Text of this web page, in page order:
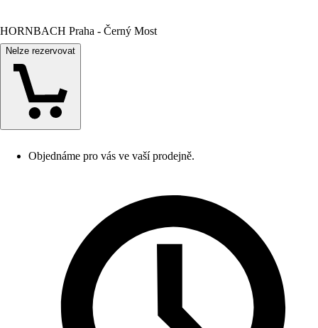
HORNBACH Praha - Černý Most
Nelze rezervovat
Objednáme pro vás ve vaší prodejně.